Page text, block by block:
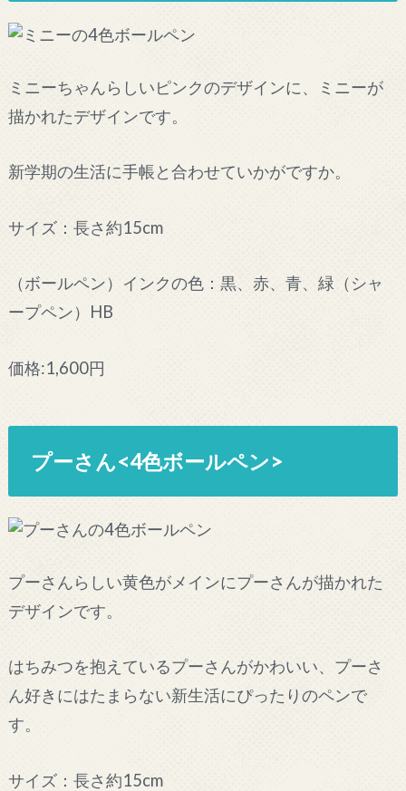
ミニーちゃんらしいピンクのデザインに、ミニーが
描かれたデザインです。
新学期の生活に手帳と合わせていかがですか。
サイズ：長さ約15cm
（ボールペン）インクの色：黒、赤、青、緑（シャ
ープペン）HB
価格:1,600円
プーさん<4色ボールペン>
プーさんらしい黄色がメインにプーさんが描かれた
デザインです。
はちみつを抱えているプーさんがかわいい、プーさ
ん好きにはたまらない新生活にぴったりのペンで
す。
サイズ：長さ約15cm